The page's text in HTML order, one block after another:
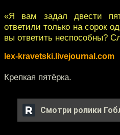
«Я вам задал двести
ответили только на сорок
вы ответить неспособны?
lex-kravetski.livejournal.com
Крепкая пятёрка.
Смотри ролики